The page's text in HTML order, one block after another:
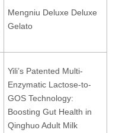
Mengniu Deluxe Deluxe
Gelato
Yili’s Patented Multi-
Enzymatic Lactose-to-
GOS Technology:
Boosting Gut Health in
Qinghuo Adult Milk